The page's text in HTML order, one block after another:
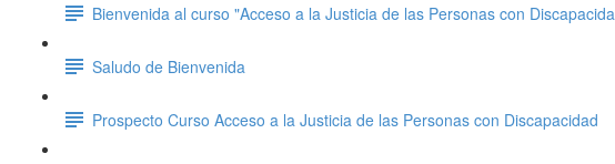
Bienvenida al curso "Acceso a la Justicia de las Personas con
Saludo de Bienvenida
Prospecto Curso Acceso a la Justicia de las Personas con Discapacidad